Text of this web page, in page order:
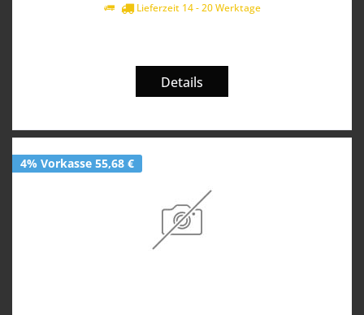
Lieferzeit 14 - 20 Werktage
Details
4% Vorkasse 55,68 €